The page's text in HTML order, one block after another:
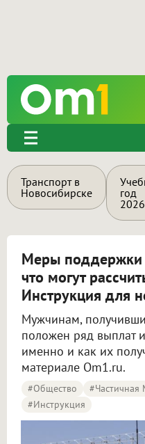
Транспорт в
Новосибирске
год
2026
Меры поддержки
что могут
Инструкция для
Мужчинам,
положен ряд выплат
именно и как их
материале Om1.ru.
#Общество
#Частичная
#Инструкция